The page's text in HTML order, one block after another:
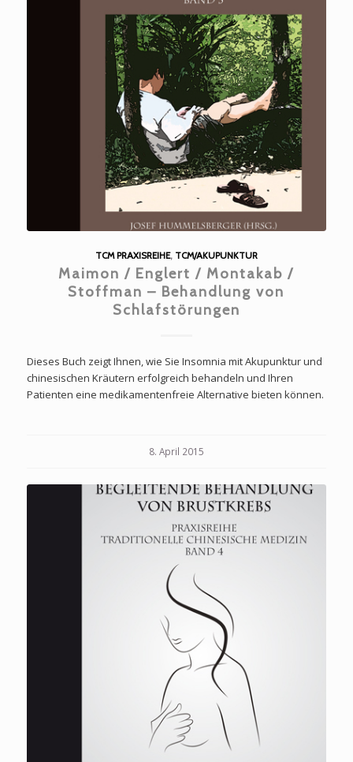
TCM PRAXISREIHE, TCM/AKUPUNKTUR
Maimon / Englert / Montakab /
Stoffman – Behandlung von
Schlafstörungen
Dieses Buch zeigt Ihnen, wie Sie Insomnia mit Akupunktur und
chinesischen Kräutern erfolgreich behandeln und Ihren
Patienten eine medikamentenfreie Alternative bieten können.
8. April 2015